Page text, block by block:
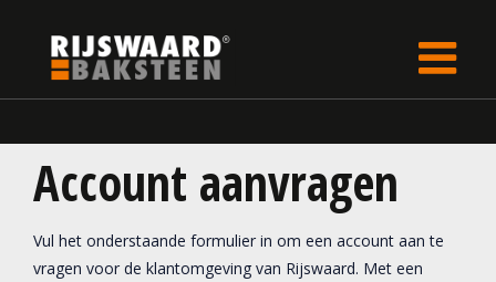
Account aanvragen
Vul het onderstaande formulier in om een account aan te
vragen voor de klantomgeving van Rijswaard. Met een